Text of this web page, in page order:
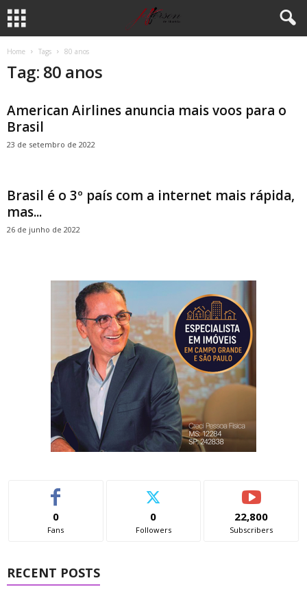
Home Tags 80 anos
Tag: 80 anos
American Airlines anuncia mais voos para o
Brasil
23 de setembro de 2022
Brasil é o 3º país com a internet mais rápida,
mas...
26 de junho de 2022
0
Fans
0
Followers
22,800
Subscribers
RECENT POSTS